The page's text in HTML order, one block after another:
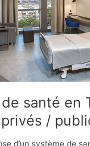
santé en
/
d’un système de